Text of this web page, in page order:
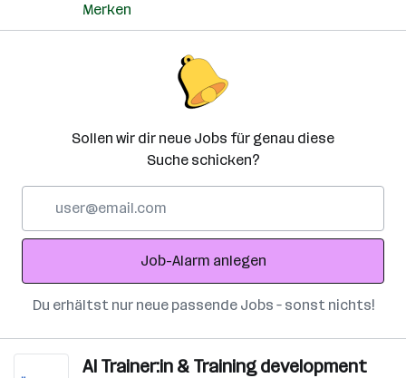
Merken
Sollen wir dir neue Jobs für genau diese
Suche schicken?
Adresse
Job-Alarm anlegen
Du erhältst nur neue passende Jobs – sonst nichts!
AI Trainer:in & Training development